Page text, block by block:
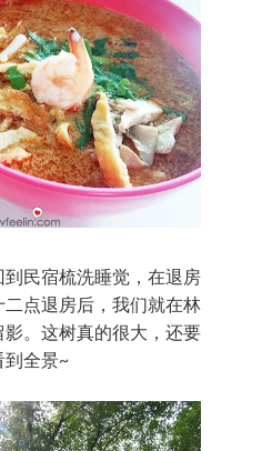
民宿梳洗睡觉，在退房
点退房后，我们就在林
。这树真的很大，还要
到全景~